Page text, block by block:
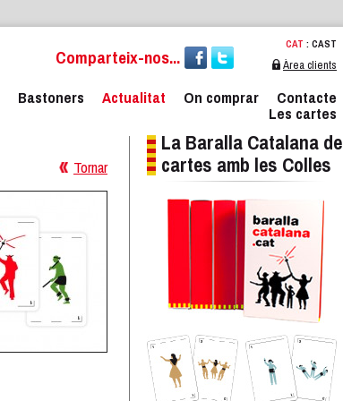
Comparteix-nos...
CAT : CAST
Àrea clients
Contacte
On comprar
Actualitat
Bastoners
Les cartes
Tornar
La Baralla Catalana de
cartes amb les Colles